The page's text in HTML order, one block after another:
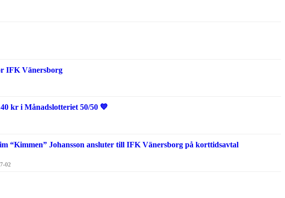
IFK Vänersborg
kr i Månadslotteriet 50/50 💙
“Kimmen” Johansson ansluter till IFK Vänersborg på korttidsavtal
02